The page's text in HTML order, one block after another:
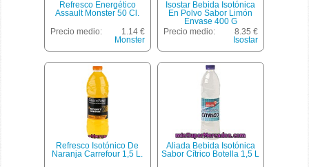
Refresco Energético
Assault Monster 50 Cl.
Precio medio:
1.14 €
Monster
Isostar Bebida Isotónica
En Polvo Sabor Limón
Envase 400 G
Precio medio:
8.35 €
Isostar
Refresco Isotónico De
Naranja Carrefour 1,5 L.
Aliada Bebida Isotónica
Sabor Cítrico Botella 1,5 L